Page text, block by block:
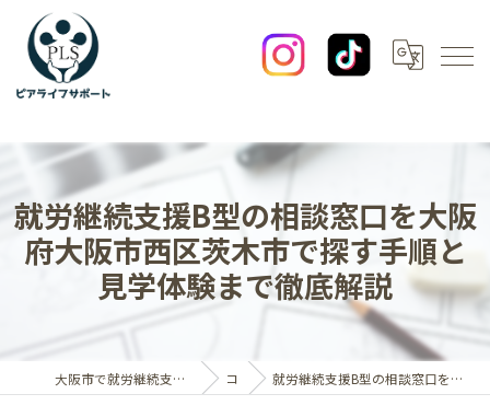
就労継続支援B型の相談窓口を大阪
府大阪市西区茨木市で探す手順と
見学体験まで徹底解説
大阪市で就労継続支援B型なら一般社団法人ピアライフサポート コラム 就労継続支援B型の相談窓口を大阪府大阪市西区茨木市で探す手順と見学体験まで徹底解説